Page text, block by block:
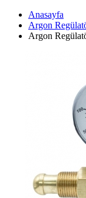
Anasayfa
Argon
Argon